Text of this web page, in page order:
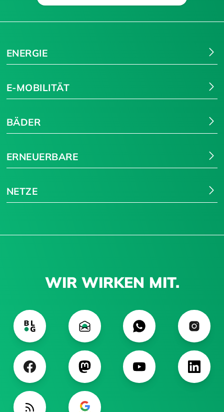
ENERGIE
E-MOBILITÄT
BÄDER
ERNEUERBARE
NETZE
WIR WIRKEN MIT.